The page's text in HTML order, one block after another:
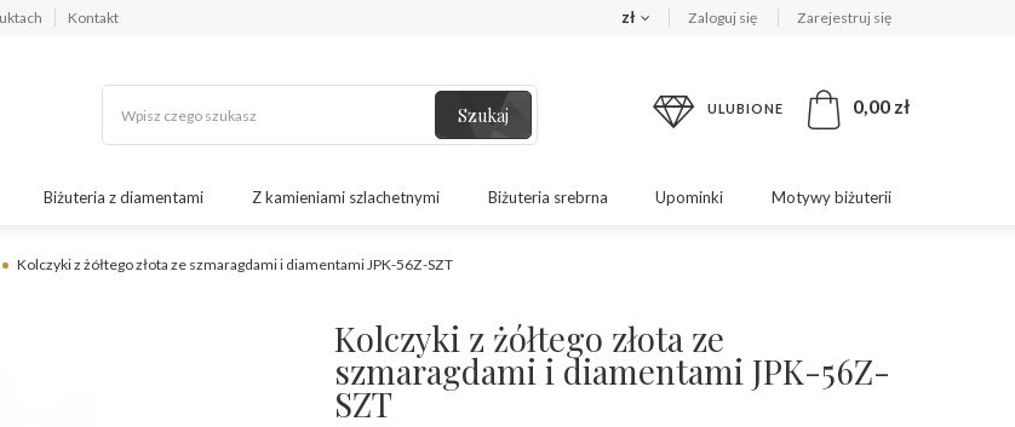
Kontakt zł Zaloguj się Zarejestruj się
Szukaj ULUBIONE 0,00 zł
Biżuteria z diamentami Z kamieniami szlachetnymi Biżuteria srebrna Upominki Motywy biżuterii
Kolczyki z żółtego złota ze szmaragdami i diamentami JPK-56Z-SZT
Kolczyki z żółtego złota ze
szmaragdami i diamentami JPK-56Z-
SZT